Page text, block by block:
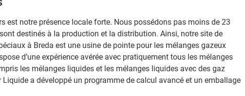
est notre présence locale forte. Nous possédons pas moins de 23
destinés à la production et la distribution. Ainsi, notre site de
à Breda est une usine de pointe pour les mélanges gazeux
d’une expérience avérée avec pratiquement tous les mélanges
les mélanges liquides et les mélanges liquides avec des gaz
Liquide a développé un programme de calcul avancé et un emballage